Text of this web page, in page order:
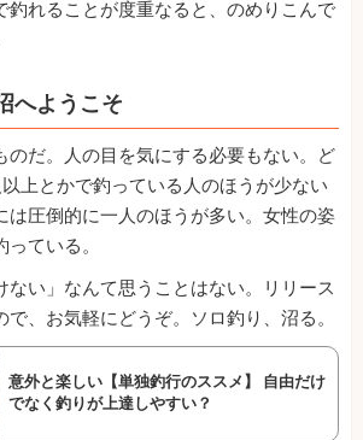
釣れることが度重なると、のめりこんで
へようこそ
のだ。人の目を気にする必要もない。ど
上とかで釣っている人のほうが少ない
は圧倒的に一人のほうが多い。女性の姿
ている。
ない」なんて思うことはない。リリース
、お気軽にどうぞ。ソロ釣り、沼る。
意外と楽しい【単独釣行のススメ】 自由だけ
でなく釣りが上達しやすい？